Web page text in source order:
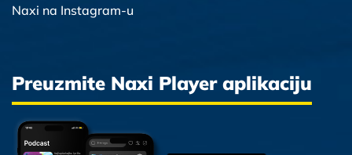
Naxi na Instagram-u
Preuzmite Naxi Player aplikaciju